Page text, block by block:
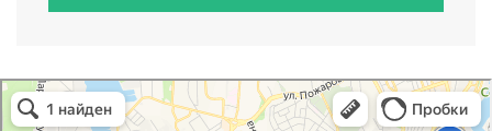
Атриум-Крым
Системы водоснабжения, отопления, канализации в Севастополе
Снабжение строительных объектов в Севастополе